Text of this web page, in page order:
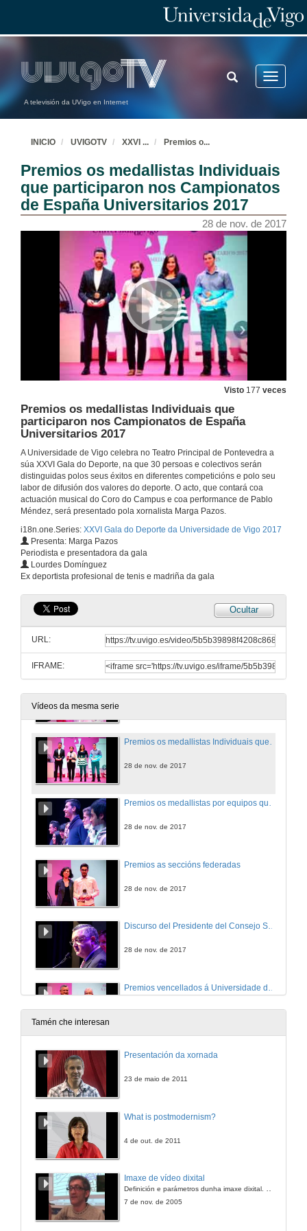
A televisión da UVigo en Internet
Toggle
TOGGLE
SEARCH
INICIO UVIGOTV XXVI ... Premios o...
Premios os medallistas Individuais
que participaron nos Campionatos
de España Universitarios 2017
28 de nov. de 2017
Visto 177 veces
Premios os medallistas Individuais que
participaron nos Campionatos de España
Universitarios 2017
A Universidade de Vigo celebra no Teatro Principal de Pontevedra a
súa XXVI Gala do Deporte, na que 30 persoas e colectivos serán
distinguidas polos seus éxitos en diferentes competicións e polo seu
labor de difusión dos valores do deporte. O acto, que contará coa
actuación musical do Coro do Campus e coa performance de Pablo
Méndez, será presentado pola xornalista Marga Pazos.
i18n.one.Series: XXVI Gala do Deporte da Universidade de Vigo 2017
Presenta: Marga Pazos
Periodista e presentadora da gala
Lourdes Domínguez
Ex deportista profesional de tenis e madriña da gala
Ocultar
URL:
IFRAME:
Vídeos da mesma serie
28 de nov. de 2017
Actuación da compañía de Pablo Méndez
Espectáculo de luces e aéreo
28 de nov. de 2017
Presentación da gala e da madriña
28 de nov. de 2017
Premios os medallistas por equipos que participaron nos Campionatos de España Universitarios 2017
28 de nov. de 2017
Premios as seccións federadas
28 de nov. de 2017
Discurso del Presidente del Consejo Social da Universidade de Vigo
28 de nov. de 2017
Mención especial ao persoal propio da Universidade de Vigo e á persoa egresada da Universidade de Vigo
28 de nov. de 2017
Espectáculo de luces e aéreo
Tamén che interesan
Presentación da xornada
23 de maio de 2011
What is postmodernism?
4 de out. de 2011
Imaxe de vídeo dixital
7 de nov. de 2005